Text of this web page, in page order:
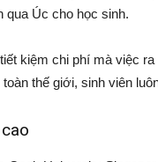
qua Úc cho học sinh.
kiệm chi phí mà việc
thế giới, sinh viên